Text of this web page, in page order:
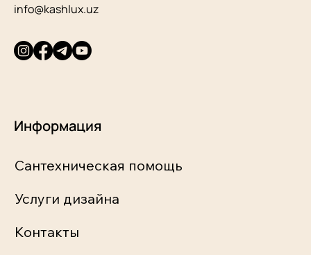
info@kashlux.uz
Информация
Сантехническая помощь
Услуги дизайна
Контакты